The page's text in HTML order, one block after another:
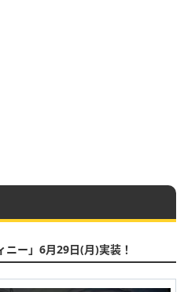
ー」6月29日(月)実装！